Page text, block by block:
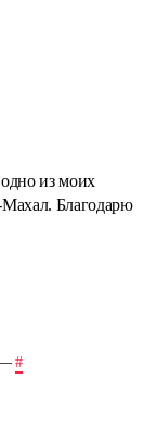
из моих
Благодарю
#